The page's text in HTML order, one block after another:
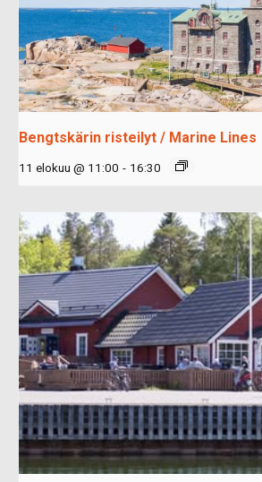
Bengtskärin risteilyt / Marine Lines
11 elokuu @ 11:00 - 16:30